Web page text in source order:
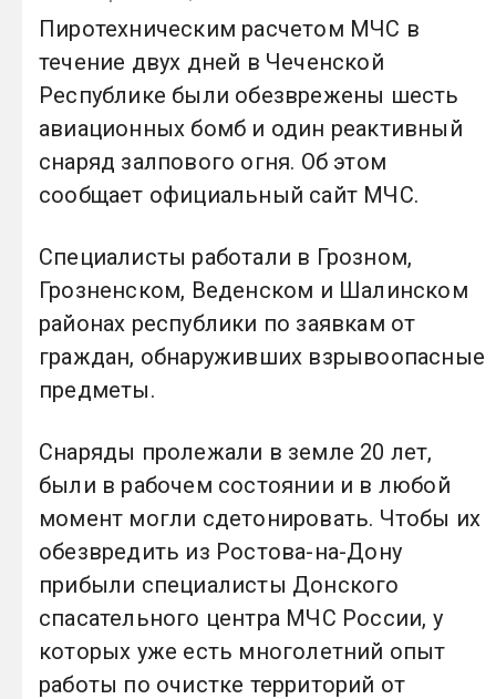
Пиротехническим расчетом МЧС в
течение двух дней в Чеченской
Республике были обезврежены шесть
авиационных бомб и один реактивный
снаряд залпового огня. Об этом
сообщает официальный сайт МЧС.
Специалисты работали в Грозном,
Грозненском, Веденском и Шалинском
районах республики по заявкам от
граждан, обнаруживших взрывоопасные
предметы.
Снаряды пролежали в земле 20 лет,
были в рабочем состоянии и в любой
момент могли сдетонировать. Чтобы их
обезвредить из Ростова-на-Дону
прибыли специалисты Донского
спасательного центра МЧС России, у
которых уже есть многолетний опыт
работы по очистке территорий от